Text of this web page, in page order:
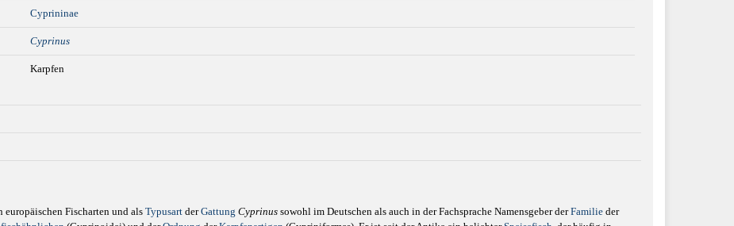
Cyprininae
Cyprinus
Karpfen
europäischen Fischarten und als Typusart derGattung Cyprinus sowohl im Deutschen als auch in der Fachsprache Namensgeber derFamilie der